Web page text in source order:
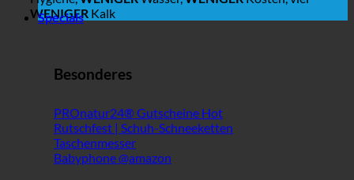
WENIGER Kalk
Specials
Besonderes
PROnatur24® Gutscheine
Rutschfest | Schuh-Schneeketten
Taschenmesser
Babyphone @amazon